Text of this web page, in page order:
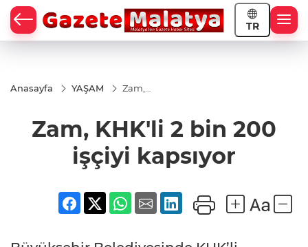
TR
Anasayfa YAŞAM
Zam,
işçiyi
kapsıyor
Zam, KHK'li 2 bin 200
işçiyi kapsıyor